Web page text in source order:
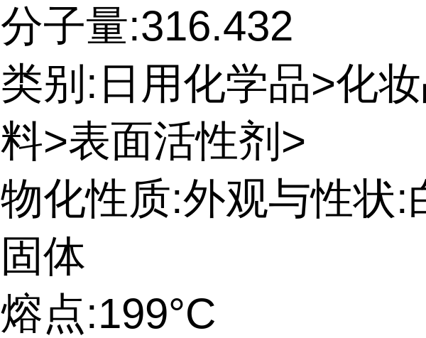
分子量:316.432
类别:日用化学品>化
料>表面活性剂>
物化性质:外观与性状:
固体
熔点:199°C